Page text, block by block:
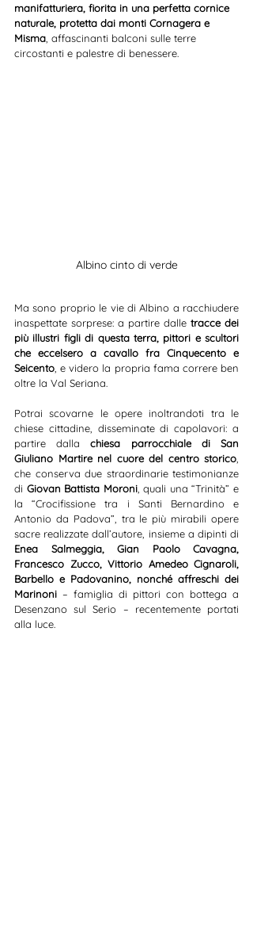
manifatturiera, fiorita in una perfetta cornice
naturale, protetta dai monti Cornagera e
Misma , affascinanti balconi sulle terre
circostanti e palestre di benessere.
Albino cinto di verde
Ma sono proprio le vie di Albino a racchiudere
inaspettate sorprese: a partire dalle tracce dei
più illustri figli di questa terra, pittori e scultori
che eccelsero a cavallo fra Cinquecento e
Seicento , e videro la propria fama correre ben
oltre la Val Seriana.
Potrai scovarne le opere inoltrandoti tra le
chiese cittadine, disseminate di capolavori: a
partire dalla chiesa parrocchiale di San
Giuliano Martire nel cuore del centro storico
che conserva due straordinarie testimonianze
di Giovan Battista Moroni, quali una “Trinità” e
la “Crocifissione tra i Santi Bernardino e
Antonio da Padova”, tra le più mirabili opere
Enea Salmeggia, Gian Paolo Cavagna,
Francesco Zucco, Vittorio Amedeo Cignaroli,
Barbello e Padovanino, nonché affreschi dei
Marinoni – famiglia di pittori con bottega a
Desenzano sul Serio – recentemente portati
alla luce.